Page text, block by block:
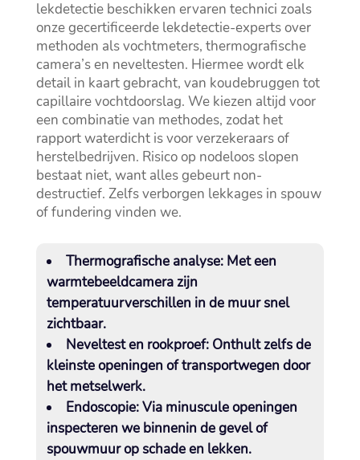
lekdetectie beschikken ervaren technici zoals
onze gecertificeerde lekdetectie-experts over
methoden als vochtmeters, thermografische
camera’s en neveltesten.​ Hiermee wordt elk
detail in kaart gebracht, van koudebruggen tot
capillaire vochtdoorslag.​ We kiezen altijd voor
een combinatie van methodes, zodat het
rapport waterdicht is voor verzekeraars of
herstelbedrijven.​ Risico op nodeloos slopen
bestaat niet, want alles gebeurt non-
destructief.​ Zelfs verborgen lekkages in spouw
of fundering vinden we.​
Thermografische analyse: Met een
warmtebeeldcamera zijn
temperatuurverschillen in de muur snel
zichtbaar.​
Neveltest en rookproef: Onthult zelfs de
kleinste openingen of transportwegen door
het metselwerk.​
Endoscopie: Via minuscule openingen
inspecteren we binnenin de gevel of
spouwmuur op schade en lekken.​